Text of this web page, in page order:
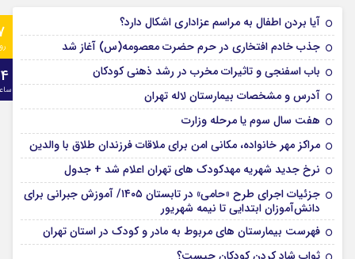
آیا بردن اطفال به مراسم عزادارى اشکال دارد؟
جذب خادم افتخاری در حرم حضرت معصومه(س) آغاز شد
باب اسفنجی و تاثیرات مخرب در رشد ذهنی کودکان
آدرس و مشخصات بیمارستان لاله تهران
هفت سال سوم یا مرحله وزارت
مراکز مهر خانواده، مکانی امن برای ملاقات فرزندان طلاق با والدین
نرخ جدید شهریه مهدکودک های تهران اعلام شد + جدول
جزئیات اجرای طرح «حامی» در تابستان ۱۴۰۵/ آموزش جبرانی برای
دانش‌آموزان ابتدایی تا نیمه شهریور
فهرست بیمارستان های مربوط به مادر و کودک در استان تهران